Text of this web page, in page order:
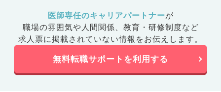
医師専任のキャリアパートナーが
職場の雰囲気や人間関係、 教育・研修制度など
求人票に掲載されていない情報をお伝えします。
無料転職サポートを利用する